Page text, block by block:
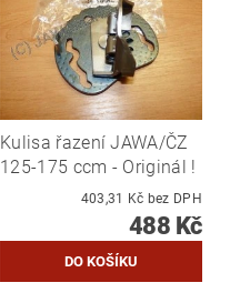
Kulisa řazení JAWA/ČZ
125-175 ccm - Originál !
403,31 Kč bez DPH
488 Kč